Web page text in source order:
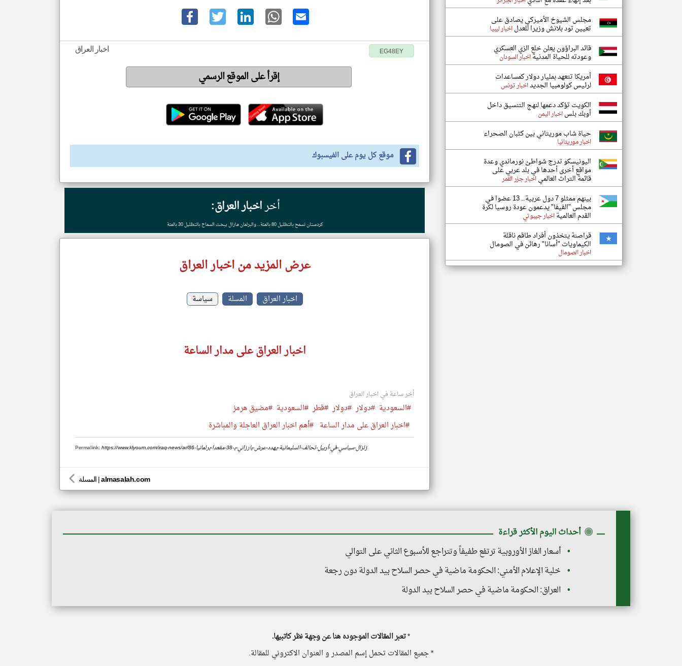
اخبار العراق EG48EY
إقرأ على الموقع الرسمي
موقع كل يوم على الفيسبوك
أخراخبار العراق:
كردستان تسمح بالتظليل 80 بالمئة.. والبرلمان مازال يبحث السماح بالتظليل 30 بالمئة
عرض المزيد من اخبار العراق
اخبار العراق المسلة سياسة
اخبار العراق على مدار الساعة
أخر ساعة في اخبار العراق
#السعودية #دولار #دولار #قطر #السعودية #مضيق هرمز
#اخبار العراق على مدار الساعة #أهم اخبار العراق العاجلة والمباشرة
Permalink: https://www.klyoum.com/iraq-news/ar/86-زلزال-سياسي-في-أربيل-تحالف-السليمانية-يهدد-عرش-بارزاني-بـ-38-مقعدا-برلمانيا
المسلة |almasalah.com
مجلس الشيوخ الأميركي يصادق على
تعيين تود بلانش وزيرا للعدلاخبار ليبيا
قائد البراؤون يعلن خلع الزي العسكري
وعودته للحياة المدنيةاخبار السودان
أمريكا تتعهد بمليار دولار كمساعدات
لرئيس كولومبيا الجديداخبار تونس
الكويت تؤكد دعمها لنهج التنسيق داخل
أوبك بلساخبار اليمن
حياة شاب موريتاني بين كثبان الصحراء
اخبار موريتانيا
اليونيسكو تدرج شواطئ نورماندي وعدة
مواقع أخرى أحدها في بلد عربي على
قائمة التراث العالمياخبار جزر القمر
بينهم ممثلو 7 دول عربية.. 13 عضوا في
مجلس "الفيفا" يدعمون عودة روسيا لكرة
القدم العالميةاخبار جيبوتي
قراصنة يتخذون أفراد طاقم ناقلة
الكيماويات "أسانا" رهائن في الصومال
اخبار الصومال
◉ أحداث اليوم الأكثر قراءة
أسعار الغاز الأوروبية ترتفع طفيفاً وتتراجع للأسبوع الثاني على التوالي
خلية الإعلام الأمني: الحكومة ماضية في حصر السلاح بيد الدولة دون رجعة
العراق: الحكومة ماضية في حصر السلاح بيد الدولة
*تعبر المقالات الموجوده هنا عن وجهة نظر كاتبيها.
* جميع المقالات تحمل إسم المصدر و العنوان الاكتروني للمقالة.